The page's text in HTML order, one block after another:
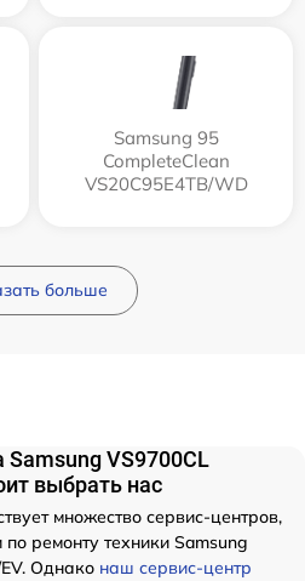
Samsung 95
CompleteClean
VS20C95E4TB/WD
больше
VS9700CL
выбрать нас
множество сервис-центров,
ремонту техники Samsung
Однако наш сервис-центр